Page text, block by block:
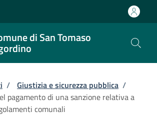
di San Tomaso
pane
/ Giustizia e sicurezza pubblica /
pagamento di una sanzione relativa a
comunali